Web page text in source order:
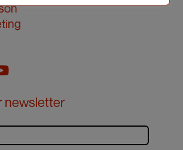
youtube
newsletter